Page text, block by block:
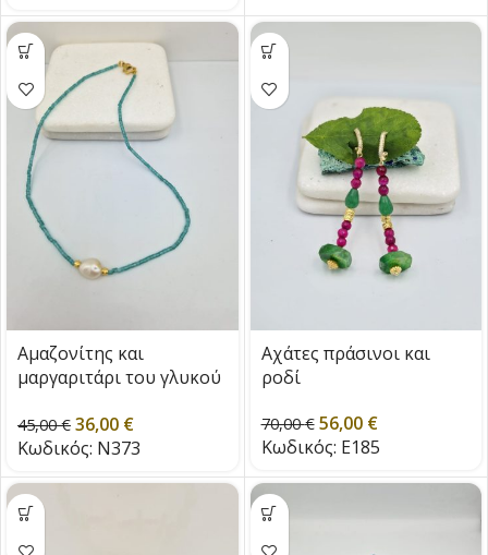
Αμαζονίτης και
μαργαριτάρι του γλυκού
45,00€ 36,00 €
Κωδικός: N373
Αχάτες πράσινοι και
ροδί
70,00€ 56,00 €
Κωδικός: E185